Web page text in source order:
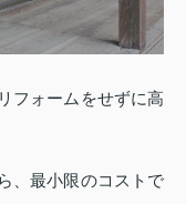
フォームをせずに高
、最小限のコストで